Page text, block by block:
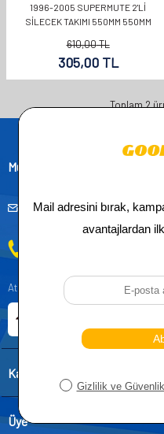
1996-2005 SUPERMUTE 2'LI
SILECEK TAKIMI 550MM 550MM
610,00TL
305,00TL
Toplam2
Müşteri Hizmetleri
Atatürk, Kıraç Mevkii, Orhan Veli
Kategoriler
Üye